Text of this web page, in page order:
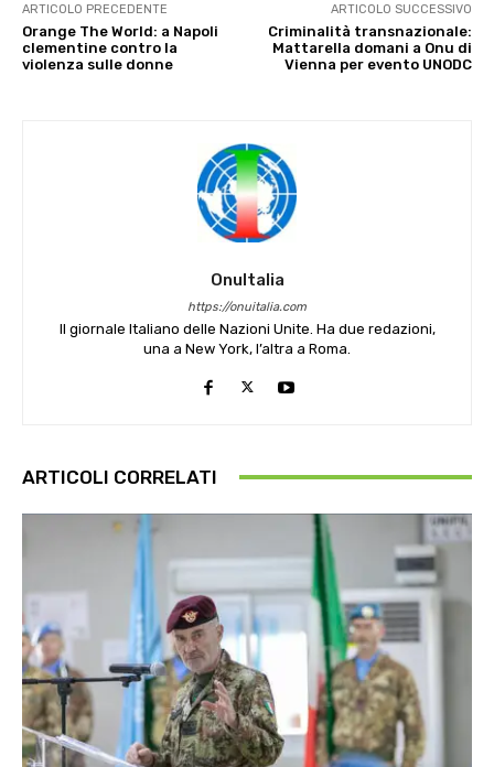
ARTICOLO PRECEDENTE
Orange The World: a Napoli
clementine contro la
violenza sulle donne
ARTICOLO SUCCESSIVO
Criminalità transnazionale:
Mattarella domani a Onu di
Vienna per evento UNODC
OnuItalia
https://onuitalia.com
Il giornale Italiano delle Nazioni Unite. Ha due redazioni,
una a New York, l’altra a Roma.
ARTICOLI CORRELATI